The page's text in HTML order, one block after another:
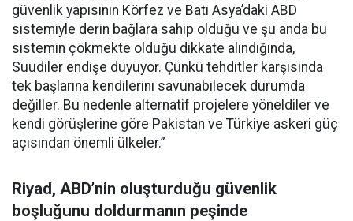
güvenlik yapısının Körfez ve Batı Asya’daki ABD
sistemiyle derin bağlara sahip olduğu ve şu anda bu
sistemin çökmekte olduğu dikkate alındığında,
Suudiler endişe duyuyor. Çünkü tehditler karşısında
tek başlarına kendilerini savunabilecek durumda
değiller. Bu nedenle alternatif projelere yöneldiler ve
kendi görüşlerine göre Pakistan ve Türkiye askeri güç
açısından önemli ülkeler.”
Riyad, ABD’nin oluşturduğu güvenlik
boşluğunu doldurmanın peşinde